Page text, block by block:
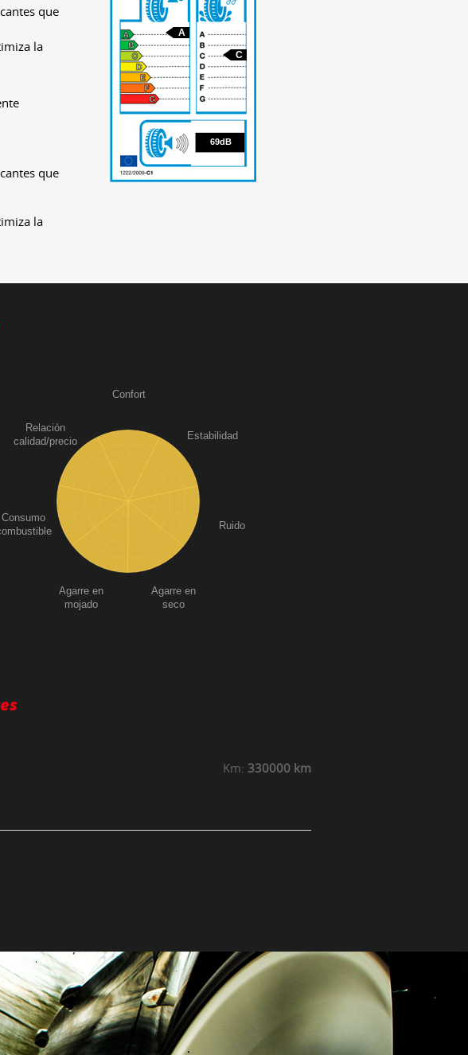
que
la
que
la
69
A
C
69dB
Confort
Estabilidad
Ruido
Agarre en
seco
Agarre en
mojado
Consumo
Relación
calidad/precio
Km: 330000 km